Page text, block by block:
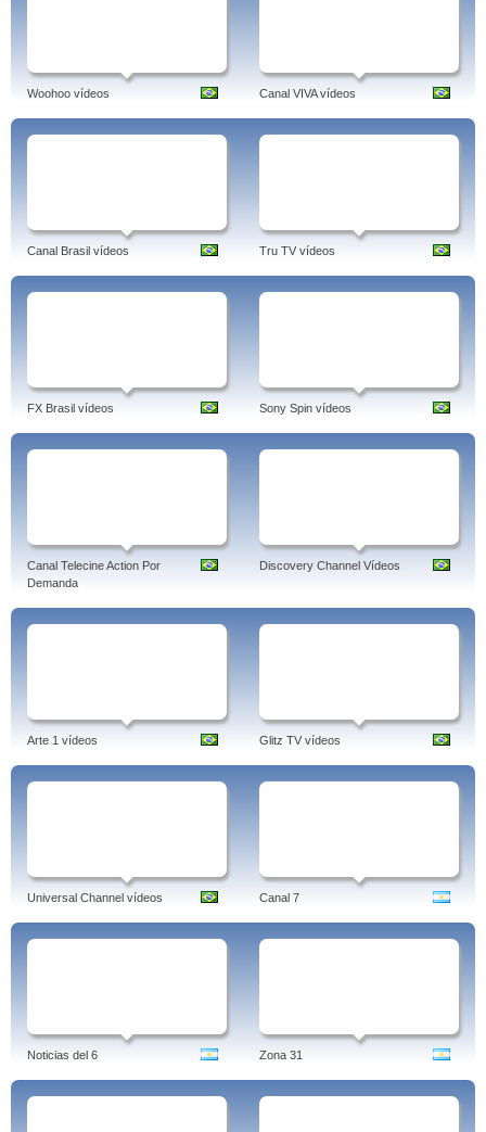
Woohoo vídeos Canal VIVA vídeos
Canal Brasil vídeos Tru TV vídeos
FX Brasil vídeos Sony Spin vídeos
Canal Telecine Action Por
Demanda
Discovery Channel Vídeos
Arte 1 vídeos Glitz TV vídeos
Universal Channel vídeos Canal 7
Noticias del 6 Zona 31